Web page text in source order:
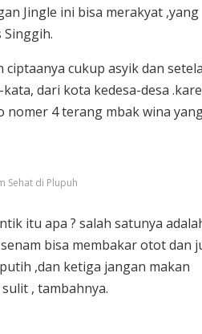
Jingle ini bisa merakyat ,yang
cukup asyik dan
dari kota kedesa-desa
4 terang mbak wina
Sehat di Plupuh
itu apa ? salah satunya
bisa membakar otot dan
,dan ketiga jangan makan
, tambahnya.